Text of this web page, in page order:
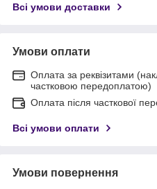
Всі умови доставки
Умови оплати
Оплата за реквізитами
частковою передоплатою)
Оплата після часткової
Всі умови оплати
Умови повернення